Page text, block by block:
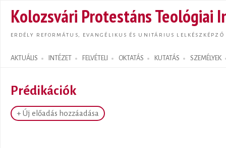
Kolozsvári Protestáns Teológiai
ERDÉLY REFORMÁTUS, EVANGÉLIKUS ÉS UNITÁRIUS LELKÉSZKÉPZŐ
AKTUÁLIS INTÉZET FELVÉTELI OKTATÁS KUTATÁS SZEMÉLYEK
Search form
Prédikációk
+ Új előadás hozzáadása